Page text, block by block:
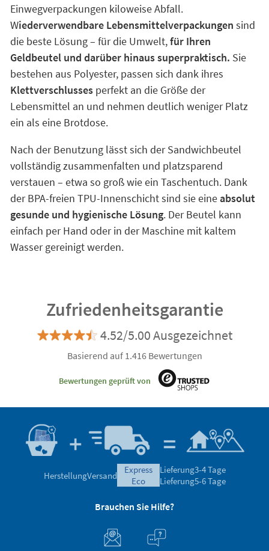
Einwegverpackungen kiloweise Abfall.
Wiederverwendbare Lebensmittelverpackungen sind
die beste Lösung – für die Umwelt,für Ihren
Geldbeutel und darüber hinaus superpraktisch. Sie
bestehen aus Polyester, passen sich dank ihres
Klettverschlusses perfekt an die Größe der
Lebensmittel an und nehmen deutlich weniger Platz
ein als eine Brotdose.
Nach der Benutzung lässt sich der Sandwichbeutel
vollständig zusammenfalten und platzsparend
verstauen – etwa so groß wie ein Taschentuch. Dank
der BPA-freien TPU-Innenschicht sind sie eineabsolut
gesunde und hygienische Lösung. Der Beutel kann
einfach per Hand oder in der Maschine mit kaltem
Wasser gereinigt werden.
Zufriedenheitsgarantie
4.52/5.00 Ausgezeichnet
Basierend auf 1.416 Bewertungen
Bewertungen geprüft von
HerstellungVersand
express
eco
Lieferung3-4 Tage
Lieferung5-6 Tage
Brauchen Sie Hilfe?